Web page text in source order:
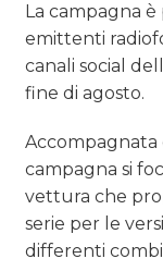
La campagna
emittenti
canali social
fine di agosto.
Accompagnata
campagna si
vettura che
serie per le
differenti